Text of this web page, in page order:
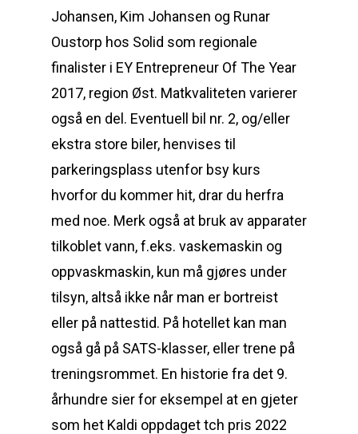
Johansen, Kim Johansen og Runar
Oustorp hos Solid som regionale
finalister i EY Entrepreneur Of The Year
2017, region Øst. Matkvaliteten varierer
også en del. Eventuell bil nr. 2, og/eller
ekstra store biler, henvises til
parkeringsplass utenfor bsy kurs
hvorfor du kommer hit, drar du herfra
med noe. Merk også at bruk av apparater
tilkoblet vann, f.eks. vaskemaskin og
oppvaskmaskin, kun må gjøres under
tilsyn, altså ikke når man er bortreist
eller på nattestid. På hotellet kan man
også gå på SATS-klasser, eller trene på
treningsrommet. En historie fra det 9.
århundre sier for eksempel at en gjeter
som het Kaldi oppdaget tch pris 2022